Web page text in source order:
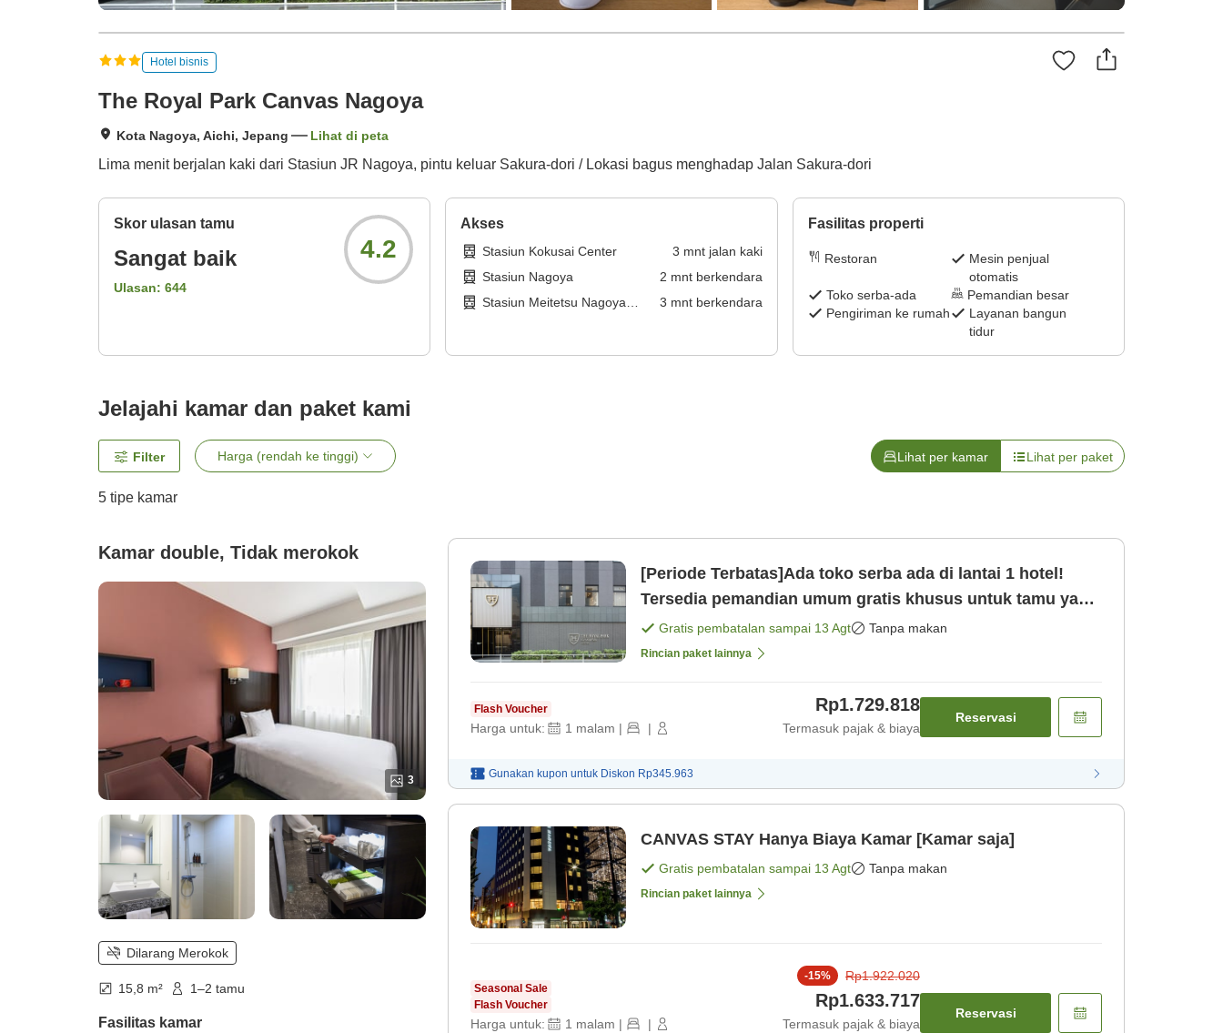
Hotel bisnis
The Royal Park Canvas Nagoya
Kota Nagoya, Aichi, Jepang Lihat di peta
Lima menit berjalan kaki dari Stasiun JR Nagoya, pintu keluar Sakura-dori / Lokasi bagus menghadap Jalan Sakura-dori
Skor ulasan tamu
Sangat baik
Ulasan: 644
4.2
Akses
Stasiun Kokusai Center 3 mnt jalan kaki
Stasiun Nagoya
2 mnt berkendara
Stasiun Meitetsu Nagoya
3 mnt berkendara
Fasilitas properti
Restoran
Mesin penjual
otomatis
Toko serba-ada
Pemandian besar
Pengiriman ke rumah
Layanan bangun
tidur
Jelajahi kamar dan paket kami
Filter Harga (rendah ke tinggi) Lihat per kamar Lihat per paket
5 tipe kamar
Kamar double, Tidak merokok
3
Dilarang Merokok
15,8 m² 1–2 tamu
Fasilitas kamar
[Periode Terbatas]Ada toko serba ada di lantai 1 hotel!
Tersedia pemandian umum gratis khusus untuk tamu yang
menginap! (Tanpa Mak [Kamar saja]
Gratis pembatalan sampai 13 Agt Tanpa makan
Rincian paket lainnya
Flash Voucher
Harga untuk: 1 malam | |
Rp1.729.818
Termasuk pajak & biaya
Reservasi
Gunakan kupon untuk Diskon Rp345.963
CANVAS STAY Hanya Biaya Kamar [Kamar saja]
Gratis pembatalan sampai 13 Agt Tanpa makan
Rincian paket lainnya
Seasonal Sale
Flash Voucher
Harga untuk: 1 malam | |
-15% Rp1.922.020
Rp1.633.717
Termasuk pajak & biaya
Reservasi